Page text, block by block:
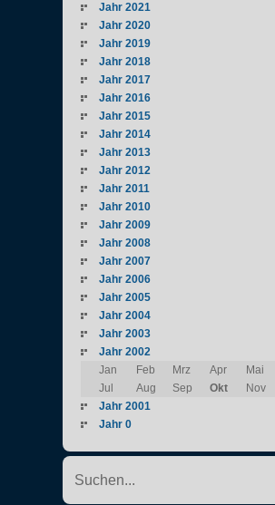
Jahr 2021
Jahr 2020
Jahr 2019
Jahr 2018
Jahr 2017
Jahr 2016
Jahr 2015
Jahr 2014
Jahr 2013
Jahr 2012
Jahr 2011
Jahr 2010
Jahr 2009
Jahr 2008
Jahr 2007
Jahr 2006
Jahr 2005
Jahr 2004
Jahr 2003
Jahr 2002
Jan
Feb Mrz Apr Mai
Jul
Aug Sep Okt Nov
Jahr 2001
Jahr 0